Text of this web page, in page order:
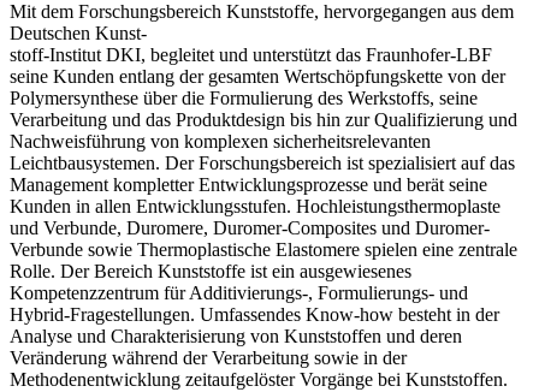
Mit dem Forschungsbereich Kunststoffe,­ hervorgegangen aus dem
Deutschen Kunst-
stoff-Institut DKI, begleitet und unterstützt das Fraunhofer-LBF
seine Kunden entlang der gesamten Wertschöpfungskette von der
Polymersynthese über die Formulierung des Werkstoffs, seine
Verarbeitung und das Produktdesign bis hin zur Qualifizierung und
Nachweisführung von komplexen sicherheitsrelevanten
Leichtbausystemen. Der Forschungsbereich ist spezialisiert auf das
Management kompletter Entwicklungsprozesse und berät seine
Kunden in allen Entwicklungsstufen. Hochleistungsthermoplaste
und Verbunde, Duromere, Duromer-Composites und Duromer-
Verbunde sowie Thermoplastische Elastomere spielen eine zentrale
Rolle. Der Bereich Kunststoffe ist ein ausgewiesenes
Kompetenzzentrum für Additivierungs-, Formulierungs- und
Hybrid-Fragestellungen. Umfassendes Know-how besteht in der
Analyse und Charakterisierung von Kunststoffen und deren
Veränderung während der Verarbeitung sowie in der
Methodenentwicklung zeitaufgelöster Vorgänge bei Kunststoffen.